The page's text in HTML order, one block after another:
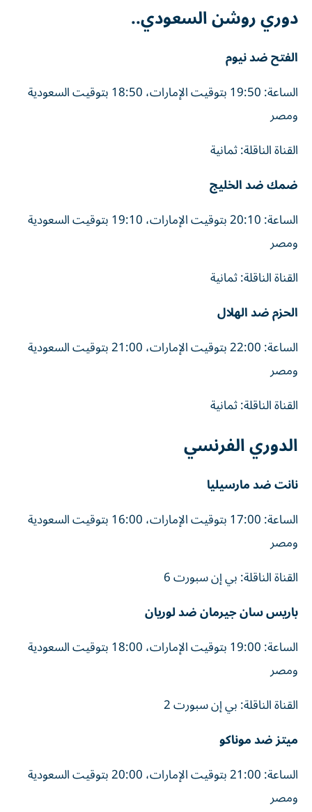
دوري روشن السعودي..
الفتح ضد نيوم
الساعة: 19:50 بتوقيت الإمارات، 18:50 بتوقيت السعودية
ومصر
القناة الناقلة: ثمانية
ضمك ضد الخليج
الساعة: 20:10 بتوقيت الإمارات، 19:10 بتوقيت السعودية
ومصر
القناة الناقلة: ثمانية
الحزم ضد الهلال
الساعة: 22:00 بتوقيت الإمارات، 21:00 بتوقيت السعودية
ومصر
القناة الناقلة: ثمانية
الدوري الفرنسي
نانت ضد مارسيليا
الساعة: 17:00 بتوقيت الإمارات، 16:00 بتوقيت السعودية
ومصر
القناة الناقلة: بي إن سبورت 6
باريس سان جيرمان ضد لوريان
الساعة: 19:00 بتوقيت الإمارات، 18:00 بتوقيت السعودية
ومصر
القناة الناقلة: بي إن سبورت 2
ميتز ضد موناكو
الساعة: 21:00 بتوقيت الإمارات، 20:00 بتوقيت السعودية
ومصر